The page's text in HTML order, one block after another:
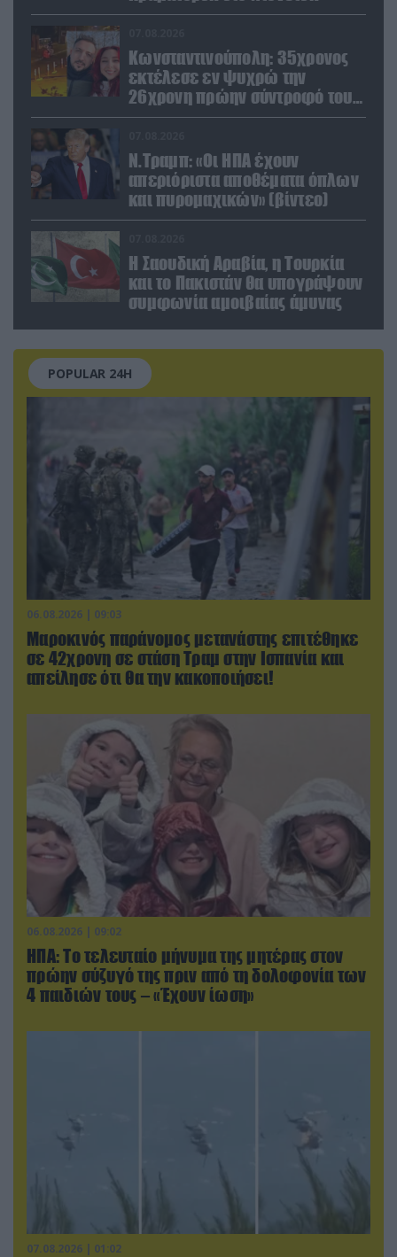
Κωνσταντινούπολη: 35χρονος
εκτέλεσε εν ψυχρώ την
26χρονη πρώην σύντροφό του
έξω από φαρμακείο (βίντεο)
Ν.Τραμπ: «Οι ΗΠΑ έχουν
απεριόριστα αποθέματα όπλων
και πυρομαχικών» (βίντεο)
Η Σαουδική Αραβία, η Τουρκία
και το Πακιστάν θα υπογράψουν
συμφωνία αμοιβαίας άμυνας
POPULAR 24H
06.08.2026 | 09:03
Μαροκινός παράνομος μετανάστης επιτέθηκε
σε 42χρονη σε στάση Τραμ στην Ισπανία και
απείλησε ότι θα την κακοποιήσει!
06.08.2026 | 09:02
ΗΠΑ: Το τελευταίο μήνυμα της μητέρας στον
πρώην σύζυγό της πριν από τη δολοφονία των
4 παιδιών τους – «Έχουν ίωση»
07.08.2026 | 01:02